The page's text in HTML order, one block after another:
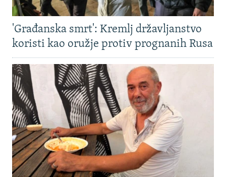
'Građanska smrt': Kremlj državljanstvo
koristi kao oružje protiv prognanih Rusa